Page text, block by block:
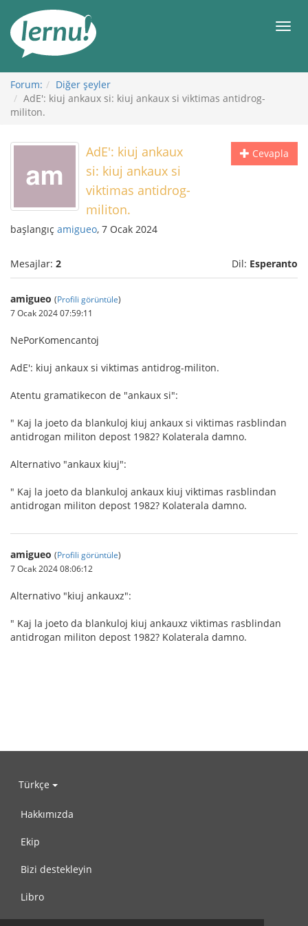
Görüntüleme
Forum:
Diğer şeyler
AdE': kiuj ankaux si: kiuj ankaux si viktimas antidrog-
militon.
Cevapla
AdE': kiuj ankaux
si: kiuj ankaux si
viktimas antidrog-
militon.
başlangıç amigueo, 7 Ocak 2024
Mesajlar: 2 Dil: Esperanto
amigueo (Profili görüntüle)
7 Ocak 2024 07:59:11
NePorKomencantoj
AdE': kiuj ankaux si viktimas antidrog-militon.
Atentu gramatikecon de "ankaux si":
" Kaj la joeto da blankuloj kiuj ankaux si viktimas rasblindan
antidrogan militon depost 1982? Kolaterala damno.
Alternativo "ankaux kiuj":
" Kaj la joeto da blankuloj ankaux kiuj viktimas rasblindan
antidrogan militon depost 1982? Kolaterala damno.
amigueo (Profili görüntüle)
7 Ocak 2024 08:06:12
Alternativo "kiuj ankauxz":
" Kaj la joeto da blankuloj kiuj ankauxz viktimas rasblindan
antidrogan militon depost 1982? Kolaterala damno.
Türkçe
Hakkımızda
Ekip
Bizi destekleyin
Libro